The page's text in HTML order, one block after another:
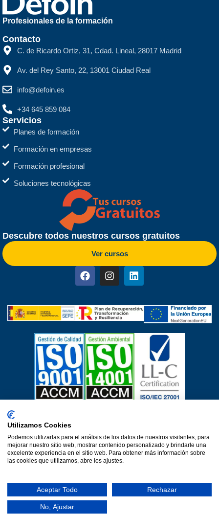
Profesionales de la formación
Contacto
C. de Ricardo Ortiz, 31, Cdad. Lineal, 28017 Madrid
Av. del Rey Santo, 22, 13001 Ciudad Real
info@defoin.es
+34 645 859 084
Servicios
Planes de formación
Formación en empresas
Formación profesional
Soluciones tecnológicas
Descubre todos nuestros cursos gratuitos
Ver cursos
Aviso LegalPolítica de privacidad
Política de calidadProtección de datos
Declaración de accesibilidad
© 2026·Ver 1.0·Formacion Para el Desarrollo e Insercion S.L.
(DEFOIN)
Utilizamos Cookies
Podemos utilizarlas para el análisis de los datos de nuestros visitantes, para
mejorar nuestro sitio web, mostrar contenido personalizado y brindarle una
excelente experiencia en el sitio web. Para obtener más información sobre
las cookies que utilizamos, abre los ajustes.
Aceptar Todo Rechazar
No, Ajustar